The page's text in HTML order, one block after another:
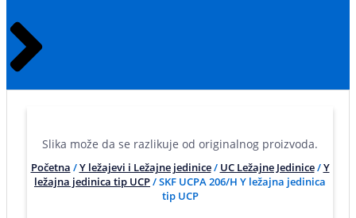
Slika može da se razlikuje od originalnog proizvoda.
Početna /Y ležajevi i Ležajne jedinice/ UC Ležajne Jedinice/Y
ležajna jedinica tip UCP/ SKF UCPA 206/H Y ležajna jedinica
tip UCP